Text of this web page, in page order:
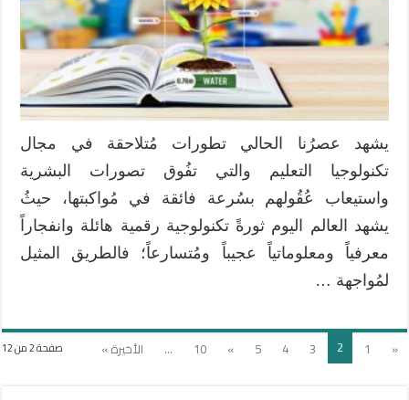
يشهد عصرُنا الحالي تطورات مُتلاحقة في مجال
تكنولوجيا التعليم والتي تفُوق تصورات البشرية
واستيعاب عُقُولهم بسُرعة فائقة في مُواكبتها، حيثُ
يشهد العالم اليوم ثورةً تكنولوجية رقمية هائلة وانفجاراً
معرفياً ومعلوماتياً عجيباً ومُتسارعاً؛ فالطريق المثيل
لمُواجهة …
صفحة 2 من 12 «
1
2
3
4
5
»
10
... الأخيرة »